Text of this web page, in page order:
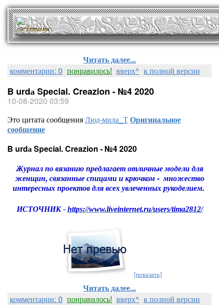
Читать далее...
комментарии: 0 понравилось! вверх^ к полной версии
B urdа Special. Creazion - №4 2020
10-08-2020 03:59
Это цитата сообщенияЛюд-мила_ТОригинальное
сообщение
B urdа Special. Creazion - №4 2020
Журнал по вязанию предлагает отличные модели для
женщин, связанные спицами и крючком - множество
интересных проектов для всех увлеченных рукоделием.
ИСТОЧНИК - https://www.liveinternet.ru/users/tima2812/
[показать]
Читать далее...
комментарии: 0 понравилось! вверх^ к полной версии